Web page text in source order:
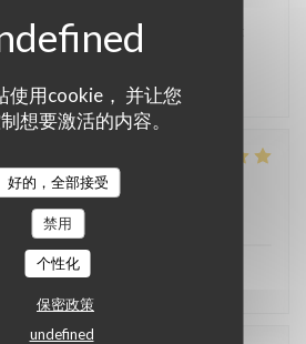
使用cookie， 并让您
想要激活的内容。
好的，全部接受
禁用
个性化
保密政策
undefined
plats sont bien servis et surtout
pour la mousse au chocolat
宾 2
5/5 质价比
buonissima